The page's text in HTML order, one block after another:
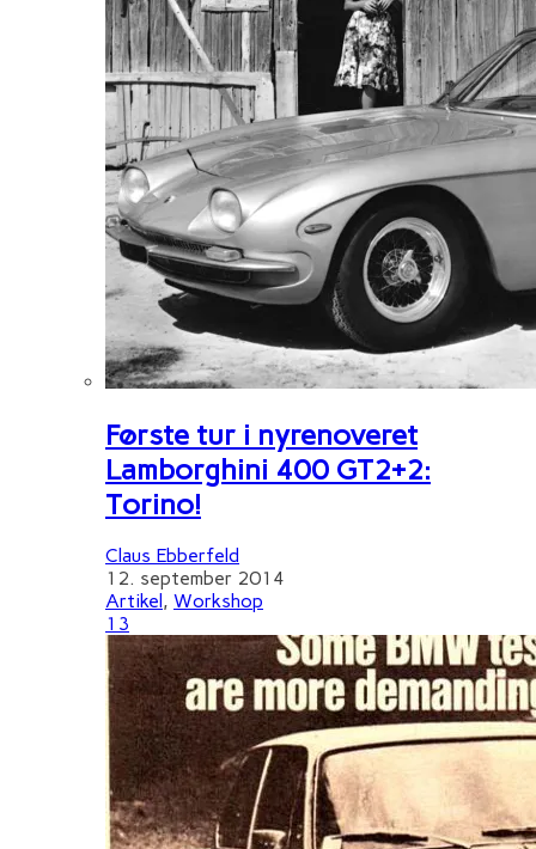
Første tur i nyrenoveret
Lamborghini 400 GT2+2:
Torino!
Claus Ebberfeld
12. september 2014
Artikel , Workshop
13